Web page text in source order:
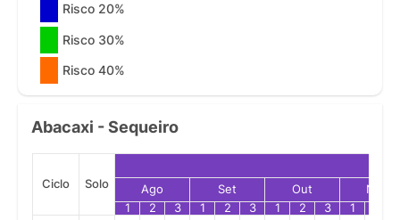
Risco 20%
Risco 30%
Risco 40%
Abacaxi - Sequeiro
Ciclo Solo Ago Set Out
Nov
1
2 3 1 2 3 1 2 3 1